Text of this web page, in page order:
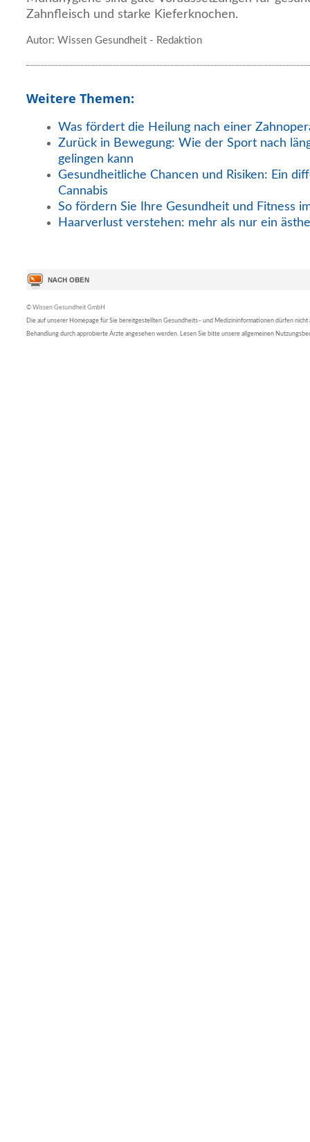
Zahnfleisch und starke Kieferknochen.
Autor: Wissen Gesundheit - Redaktion
Weitere Themen:
Was fördert die Heilung nach einer
Zurück in Bewegung: Wie der Sport nach
gelingen kann
Gesundheitliche Chancen und Risiken: Ein
Cannabis
So fördern Sie Ihre Gesundheit und Fitness
Haarverlust verstehen: mehr als nur ein
© Wissen Gesundheit GmbH
Die auf unserer Homepage für Sie bereitgestellten Gesundheits– und Medizininformationen dürfen nicht
Behandlung durch approbierte Ärzte angesehen werden. Lesen Sie bitte unsere allgemeinen